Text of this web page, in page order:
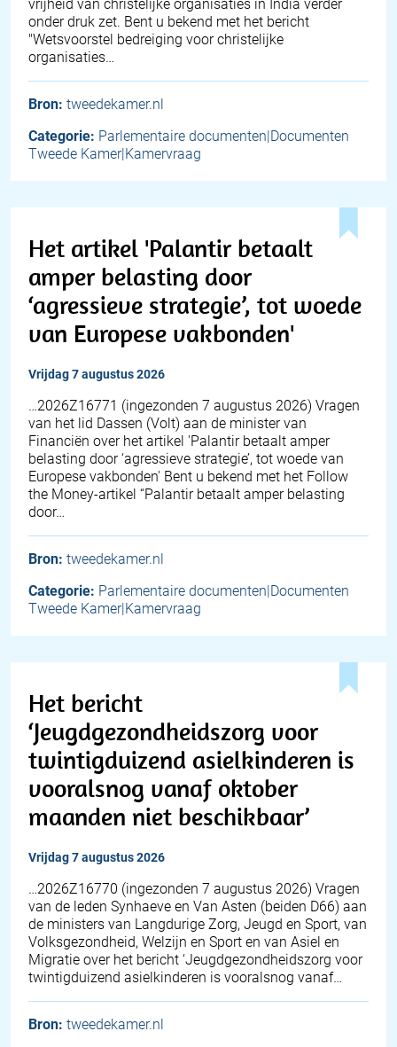
vrijheid van christelijke organisaties in India verder
onder druk zet. Bent u bekend met het bericht
"Wetsvoorstel bedreiging voor christelijke
organisaties…
Bron: tweedekamer.nl
Categorie: Parlementaire documenten|Documenten
Tweede Kamer|Kamervraag
Het artikel 'Palantir betaalt
amper belasting door
‘agressieve strategie’, tot woede
van Europese vakbonden'
vrijdag 7 augustus 2026
… 2026Z16771 (ingezonden 7 augustus 2026) Vragen
van het lid Dassen (Volt) aan de minister van
Financiën over het artikel 'Palantir betaalt amper
belasting door ‘agressieve strategie’, tot woede van
Europese vakbonden' Bent u bekend met het Follow
the Money-artikel “Palantir betaalt amper belasting
door…
Bron: tweedekamer.nl
Categorie: Parlementaire documenten|Documenten
Tweede Kamer|Kamervraag
Het bericht
‘Jeugdgezondheidszorg voor
twintigduizend asielkinderen is
vooralsnog vanaf oktober
maanden niet beschikbaar’
vrijdag 7 augustus 2026
… 2026Z16770 (ingezonden 7 augustus 2026) Vragen
van de leden Synhaeve en Van Asten (beiden D66) aan
de ministers van Langdurige Zorg, Jeugd en Sport, van
Volksgezondheid, Welzijn en Sport en van Asiel en
Migratie over het bericht ‘Jeugdgezondheidszorg voor
twintigduizend asielkinderen is vooralsnog vanaf…
Bron: tweedekamer.nl